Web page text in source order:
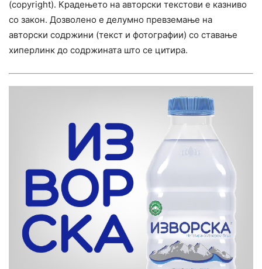
(copyright). Крадењето на авторски текстови е казниво
со закон. Дозволено е делумно превземање на
авторски содржини (текст и фотографии) со ставање
хиперлинк до содржината што се цитира.